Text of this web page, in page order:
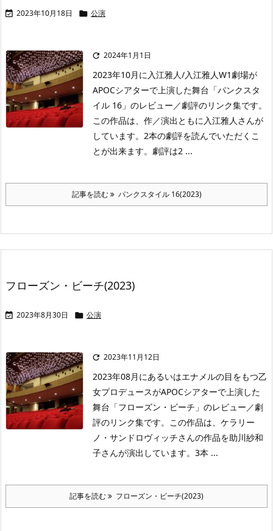
 2023年10月18日  公演
 2024年1月1日
2023年10月に入江雅人/入江雅人W1劇場が
APOCシアターで上演した舞台「パンクスタ
イル 16」のレビュー／劇評のリンク集です。
この作品は、作／演出ともに入江雅人さんが
しています。2本の劇評を読んでいただくこ
とが出来ます。劇評は2 ...
記事を読む パンクスタイル 16(2023)
フローズン・ビーチ(2023)
 2023年8月30日  公演
 2023年11月12日
2023年08月にあるいはエナメルの目をもつ乙
女プロデュースがAPOCシアターで上演した
舞台「フローズン・ビーチ」のレビュー／劇
評のリンク集です。この作品は、ケラリー
ノ・サンドロヴィッチさんの作品を助川紗和
子さんが演出しています。3本 ...
記事を読む フローズン・ビーチ(2023)